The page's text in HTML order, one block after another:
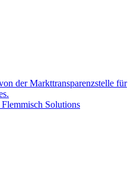
der Markttransparenzstelle für
Solutions